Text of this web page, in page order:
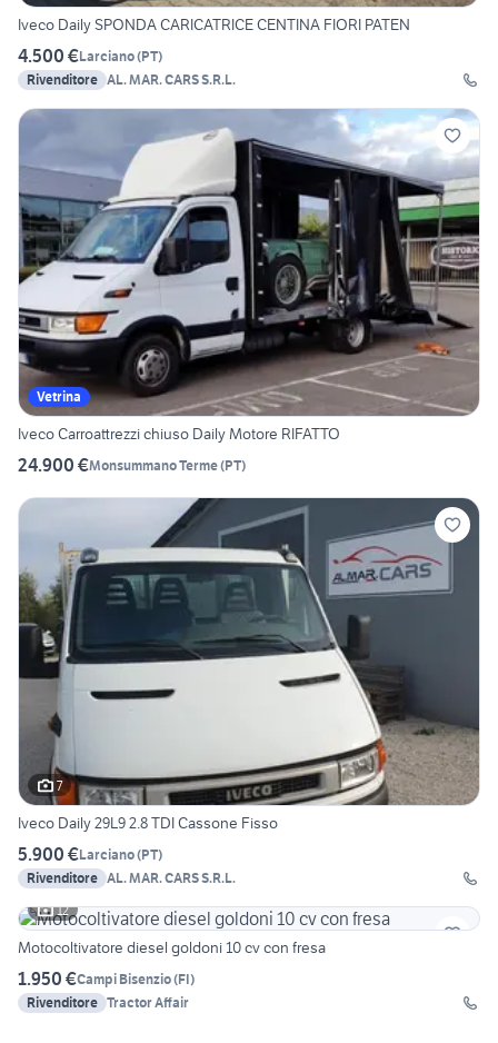
Iveco Daily SPONDA CARICATRICE CENTINA FIORI PATEN
4.500 €Larciano(PT)
Rivenditore AL. MAR. CARS S.R.L.
Vetrina
Iveco Carroattrezzi chiuso Daily Motore RIFATTO
24.900 €Monsummano Terme(PT)
7
Iveco Daily 29L9 2.8 TDI Cassone Fisso
5.900 €Larciano(PT)
Rivenditore AL. MAR. CARS S.R.L.
12
Motocoltivatore diesel goldoni 10 cv con fresa
1.950 €Campi Bisenzio(FI)
Rivenditore Tractor Affair